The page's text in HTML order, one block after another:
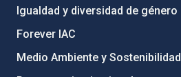
Igualdad y diversidad de género
Forever IAC
Medio Ambiente y Sostenibilidad